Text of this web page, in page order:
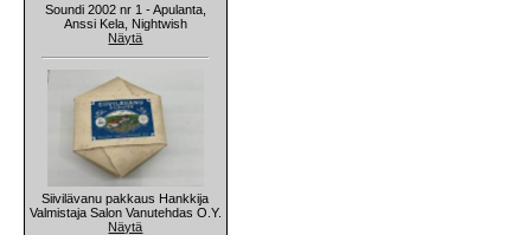
Soundi 2002 nr 1 - Apulanta,
Anssi Kela, Nightwish
Näytä
Siivilävanu pakkaus Hankkija
Valmistaja Salon Vanutehdas O.Y.
Näytä